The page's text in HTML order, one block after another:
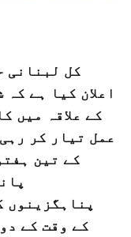
کل لبنانی
اعلان کیا ہے
کے علاقہ میں
عمل تیار کر
کے تین
پناہگزینوں
کے وقت کے